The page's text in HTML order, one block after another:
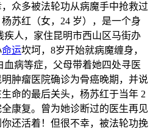
众多被法轮功从病魔手中抢救过
苏红（女，24 岁），是一个身
疾人，家住昆明市西山区马街办
命运坎坷，8岁开始就病魔缠身，
血病等症，父母带着她四处寻医
肿瘤医院确诊为骨癌晚期，并说
命的最后关头，杨苏红于当年 2
康复。曾为她诊断过的医生再见
还活着！但很不幸，被法轮功挽